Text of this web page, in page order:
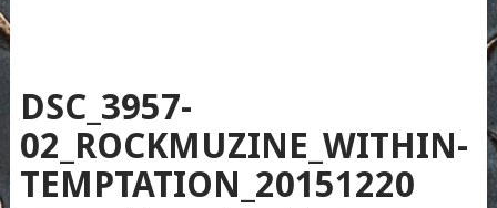
DSC_3957-
02_ROCKMUZINE_WITHIN-
TEMPTATION_20151220